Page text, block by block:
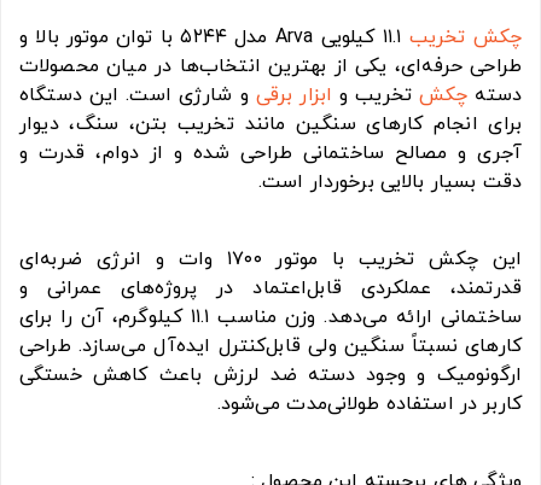
چکش تخریب
۱۱.۱ کیلویی Arva مدل ۵۲۴۴ با توان موتور بالا و
طراحی حرفه‌ای، یکی از بهترین انتخاب‌ها در میان محصولات
دسته چکش تخریب و ابزار برقی و شارژی است. این دستگاه
برای انجام کارهای سنگین مانند تخریب بتن، سنگ، دیوار
آجری و مصالح ساختمانی طراحی شده و از دوام، قدرت و
دقت بسیار بالایی برخوردار است.
این چکش تخریب با موتور ۱۷۰۰ وات و انرژی ضربه‌ای
قدرتمند، عملکردی قابل‌اعتماد در پروژه‌های عمرانی و
ساختمانی ارائه می‌دهد. وزن مناسب ۱۱.۱ کیلوگرم، آن را برای
کارهای نسبتاً سنگین ولی قابل‌کنترل ایده‌آل می‌سازد. طراحی
ارگونومیک و وجود دسته ضد لرزش باعث کاهش خستگی
کاربر در استفاده طولانی‌مدت می‌شود.